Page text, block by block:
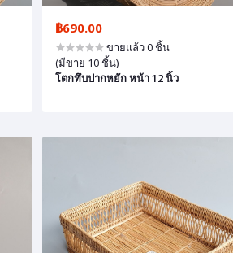
฿690.00
ขายแล้ว 0 ชิ้น
(มีขาย 10 ชิ้น)
โตกทึบปากหยัก หน้า 12 นิ้ว